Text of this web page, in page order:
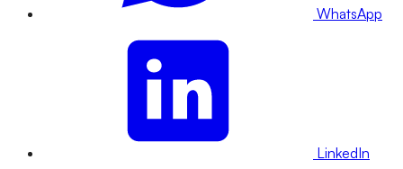
WhatsApp
LinkedIn